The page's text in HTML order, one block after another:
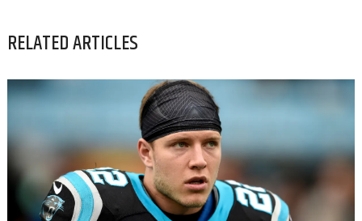
RELATED ARTICLES